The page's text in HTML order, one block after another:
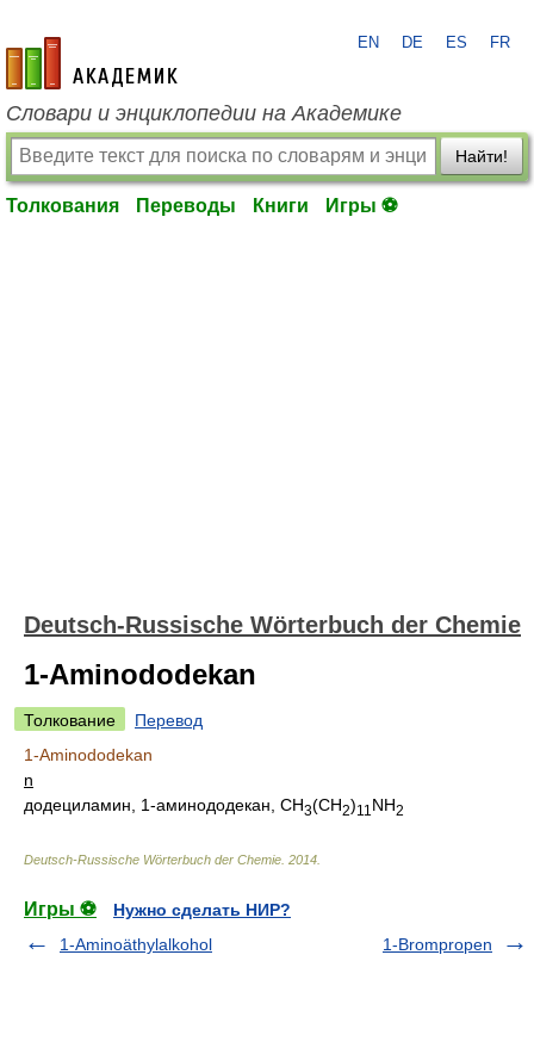
academic.ru
EN DE ES FR
Словари и энциклопедии на Академике
Найти!
Толкования Переводы Книги Игры ⚽
Deutsch-Russische Wörterbuch der Chemie
1-Aminododekan
Толкование
Перевод
1-Aminododekan
n
додециламин, 1-аминододекан, CH3(CH2)11 NH2
Deutsch-Russische Wörterbuch der Chemie 2014
Игры ⚽
Нужно сделать НИР?
1-Aminoäthylalkohol
1-Brompropen